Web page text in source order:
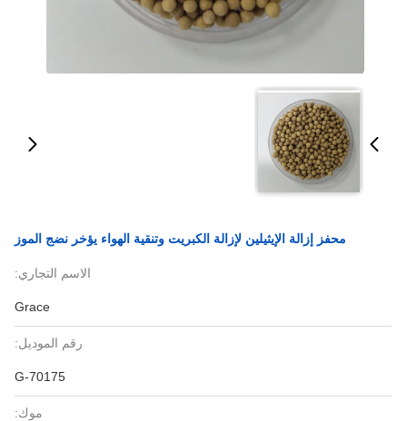
محفز إزالة الإيثيلين لإزالة الكبريت وتنقية الهواء يؤخر نضج الموز
الاسم التجاري:
Grace
رقم الموديل:
G-70175
موك: